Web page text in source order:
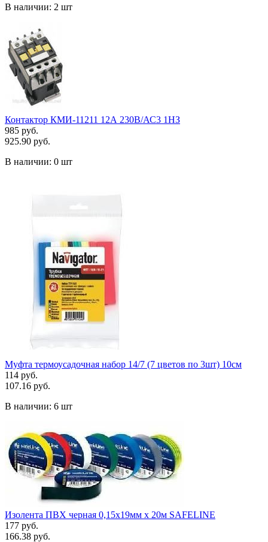
В наличии: 2 шт
Контактор КМИ-11211 12А 230В/АС3 1HЗ
985 руб.
925.90 руб.
В наличии: 0 шт
Муфта термоусадочная набор 14/7 (7 цветов по 3шт) 10см
114 руб.
107.16 руб.
В наличии: 6 шт
Изолента ПВХ черная 0,15х19мм х 20м SAFELINE
177 руб.
166.38 руб.